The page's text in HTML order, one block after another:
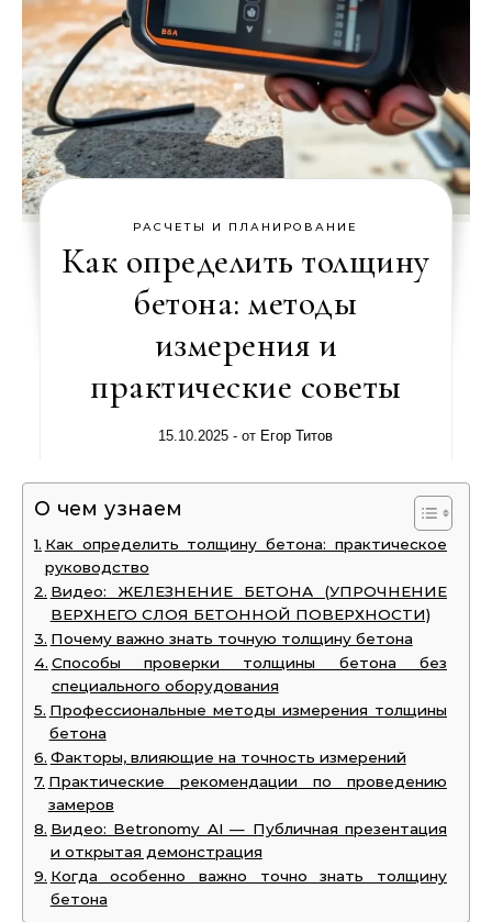
РАСЧЕТЫ И ПЛАНИРОВАНИЕ
Как определить толщину
бетона: методы
измерения и
практические советы
15.10.2025 - от Егор Титов
О чем узнаем
Как определить толщину бетона: практическое
руководство
Видео: ЖЕЛЕЗНЕНИЕ БЕТОНА (УПРОЧНЕНИЕ
ВЕРХНЕГО СЛОЯ БЕТОННОЙ ПОВЕРХНОСТИ)
Почему важно знать точную толщину бетона
Способы проверки толщины бетона без
специального оборудования
Профессиональные методы измерения толщины
бетона
Факторы, влияющие на точность измерений
Практические рекомендации по проведению
замеров
Видео: Betronomy AI — Публичная презентация
и открытая демонстрация
Когда особенно важно точно знать толщину
бетона